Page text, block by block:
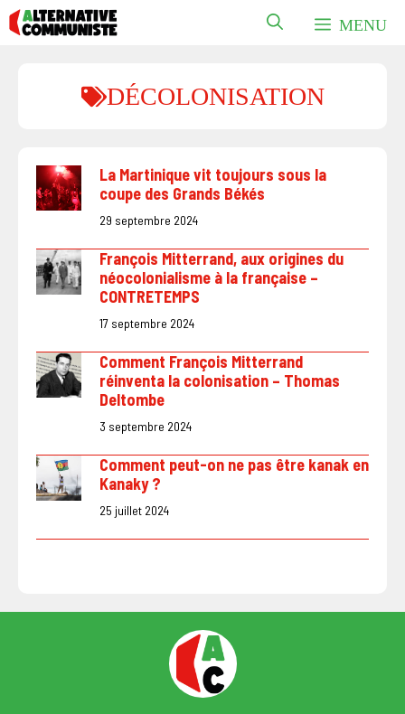
Aller
au
MENU
DÉCOLONISATION
La Martinique vit toujours sous la
coupe des Grands Békés
29 septembre 2024
François Mitterrand, aux origines du
néocolonialisme à la française –
CONTRETEMPS
17 septembre 2024
Comment François Mitterrand
réinventa la colonisation – Thomas
Deltombe
3 septembre 2024
Comment peut-on ne pas être kanak en
Kanaky ?
25 juillet 2024